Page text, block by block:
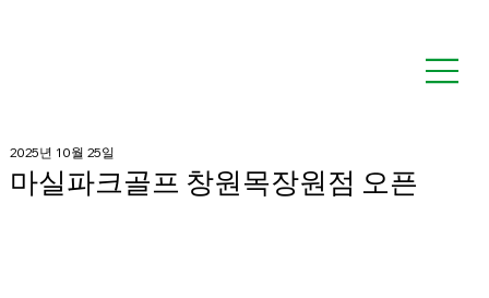
마실파크골프 창원목장원점 오픈
2025년 10월 25일